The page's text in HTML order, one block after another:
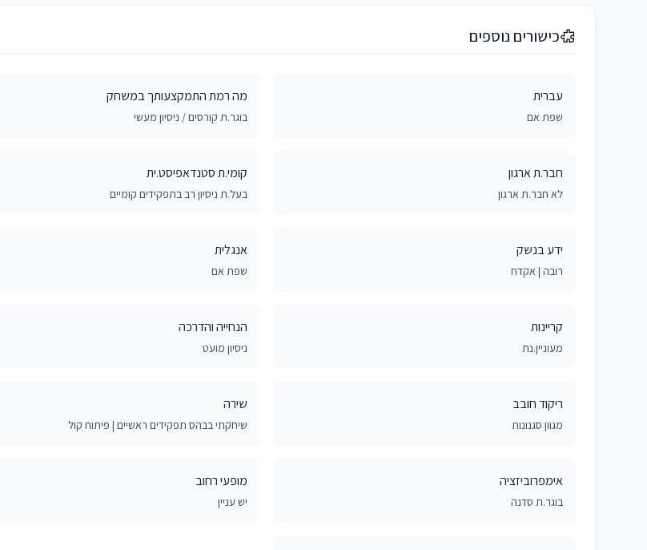
כישורים נוספים
עברית
שפת אם
מה רמת התמקצעותך במשחק
בוגר.ת קורסים / ניסיון מעשי
חבר.ת ארגון
לא חבר.ת ארגון
קומי.ת סטנדאפיסט.ית
בעל.ת ניסיון רב בתפקידים קומיים
ידע בנשק
רובה | אקדח
אנגלית
שפת אם
קריינות
מעוניין.נת
הנחייה והדרכה
ניסיון מועט
ריקוד חובב
מגוון סגנונות
שירה
שיחקתי בבהס תפקידים ראשיים | פיתוח קול
אימפרוביזציה
בוגר.ת סדנה
מופעי רחוב
יש עניין